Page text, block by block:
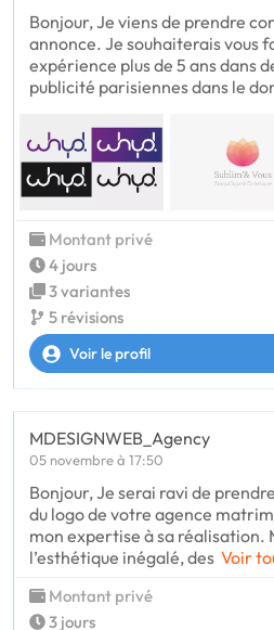
Bonjour, Je viens de prendre
annonce. Je souhaiterais vous
expérience plus de 5 ans dans
publicité parisiennes dans le
Montant privé
4 jours
3 variantes
5 révisions
Voir le profil
MDESIGNWEB_Agency
05 novembre à 17:50
Bonjour, Je serai ravi de
du logo de votre agence
mon expertise à sa réalisation.
l’esthétique inégalé, des Voir
Montant privé
3 jours